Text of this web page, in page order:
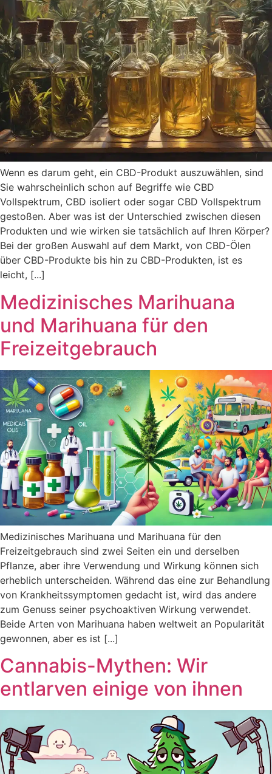
Wenn es darum geht, ein CBD-Produkt auszuwählen, sind
Sie wahrscheinlich schon auf Begriffe wie CBD
Vollspektrum, CBD isoliert oder sogar CBD Vollspektrum
gestoßen. Aber was ist der Unterschied zwischen diesen
Produkten und wie wirken sie tatsächlich auf Ihren Körper?
Bei der großen Auswahl auf dem Markt, von CBD-Ölen
über CBD-Produkte bis hin zu CBD-Produkten, ist es
leicht, [...]
Medizinisches Marihuana
und Marihuana für den
Freizeitgebrauch
Medizinisches Marihuana und Marihuana für den
Freizeitgebrauch sind zwei Seiten ein und derselben
Pflanze, aber ihre Verwendung und Wirkung können sich
erheblich unterscheiden. Während das eine zur Behandlung
von Krankheitssymptomen gedacht ist, wird das andere
zum Genuss seiner psychoaktiven Wirkung verwendet.
Beide Arten von Marihuana haben weltweit an Popularität
gewonnen, aber es ist [...]
Cannabis-Mythen: Wir
entlarven einige von ihnen